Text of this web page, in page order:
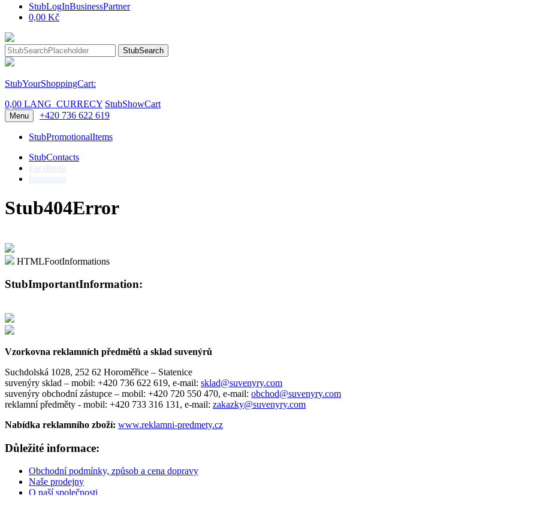
StubLogInBusinessPartner
0,00 Kč
StubSearch
StubYourShoppingCart:
0,00 LANG_CURRECY StubShowCart
Menu +420 736 622 619
StubPromotionalItems
StubContacts
Facebook
Instagram
Stub404Error
HTMLFootInformations
StubImportantInformation:
Vzorkovna reklamních předmětů a sklad suvenýrů
Suchdolská 1028, 252 62 Horoměřice – Statenice
suvenýry sklad – mobil: +420 736 622 619, e-mail: sklad@suvenyry.com
suvenýry obchodní zástupce – mobil: +420 720 550 470, e-mail: obchod@suvenyry.com
reklamní předměty - mobil: +420 733 316 131, e-mail: zakazky@suvenyry.com
Nabídka reklamního zboží: www.reklamni-predmety.cz
Důležité informace:
Obchodní podmínky, způsob a cena dopravy
Naše prodejny
O naší společnosti